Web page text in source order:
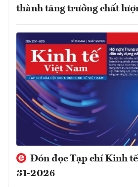
thành tăng trưởng chất
Đón đọc Tạp chí Kinh
31-2026